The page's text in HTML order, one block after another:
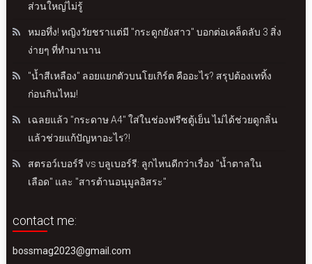
ส่วนใหญ่ไม่รู้
หมอทึ่ง! หญิงวัยชราแต่มี "กระดูกยังสาว" บอกต่อเคล็ดลับ 3 สิ่ง
ง่ายๆ ที่ทำมานาน
"น้ำสีเหลือง" ลอยแยกตัวบนโยเกิร์ต คืออะไร? สรุปต้องเททิ้ง
ก่อนกินไหม!
เฉลยแล้ว "กระดาษ A4" ใส่ในช่องฟรีซตู้เย็น ไม่ได้ช่วยดูกลิ่น
แล้วช่วยแก้ปัญหาอะไร?!
สตรอว์เบอร์รี vs บลูเบอร์รี: ลูกไหนดีกว่าเรื่อง "น้ำตาลใน
เลือด" และ "สารต้านอนุมูลอิสระ"
contact me:
bossmag2023@gmail.com